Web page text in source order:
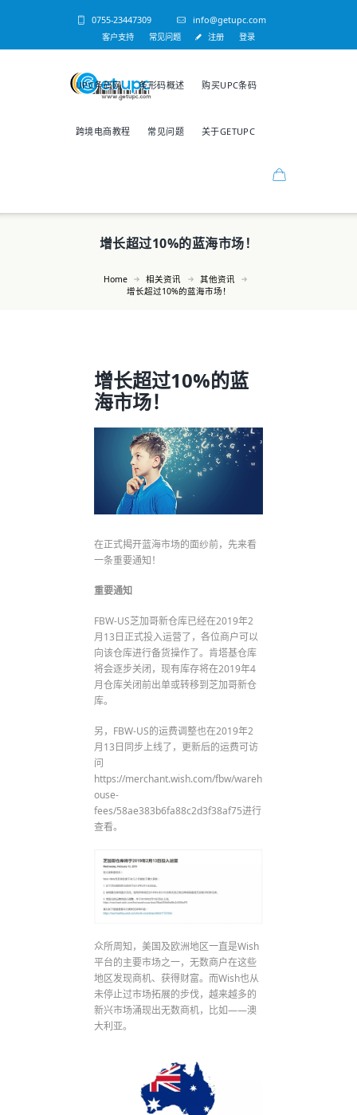
0755-23447309 info@getupc.com
客户支持 常见问题 注册 登录
UPC条码网 条形码概述 购买UPC条码
跨境电商教程 常见问题 关于GETUPC
增长超过10%的蓝海市场！
Home 相关资讯
其他资讯
增长超过10%的蓝海市场！
增长超过10%的蓝
海市场！
在正式揭开蓝海市场的面纱前，先来看
一条重要通知！
重要通知
FBW-US芝加哥新仓库已经在2019年2
月13日正式投入运营了，各位商户可以
向该仓库进行备货操作了。肯塔基仓库
将会逐步关闭，现有库存将在2019年4
月仓库关闭前出单或转移到芝加哥新仓
库。
另，FBW-US的运费调整也在2019年2
月13日同步上线了，更新后的运费可访
问
https://merchant.wish.com/fbw/wareh
ouse-
fees/58ae383b6fa88c2d3f38af75进行
查看。
众所周知，美国及欧洲地区一直是Wish
平台的主要市场之一，无数商户在这些
地区发现商机、获得财富。而Wish也从
未停止过市场拓展的步伐，越来越多的
新兴市场涌现出无数商机，比如——澳
大利亚。